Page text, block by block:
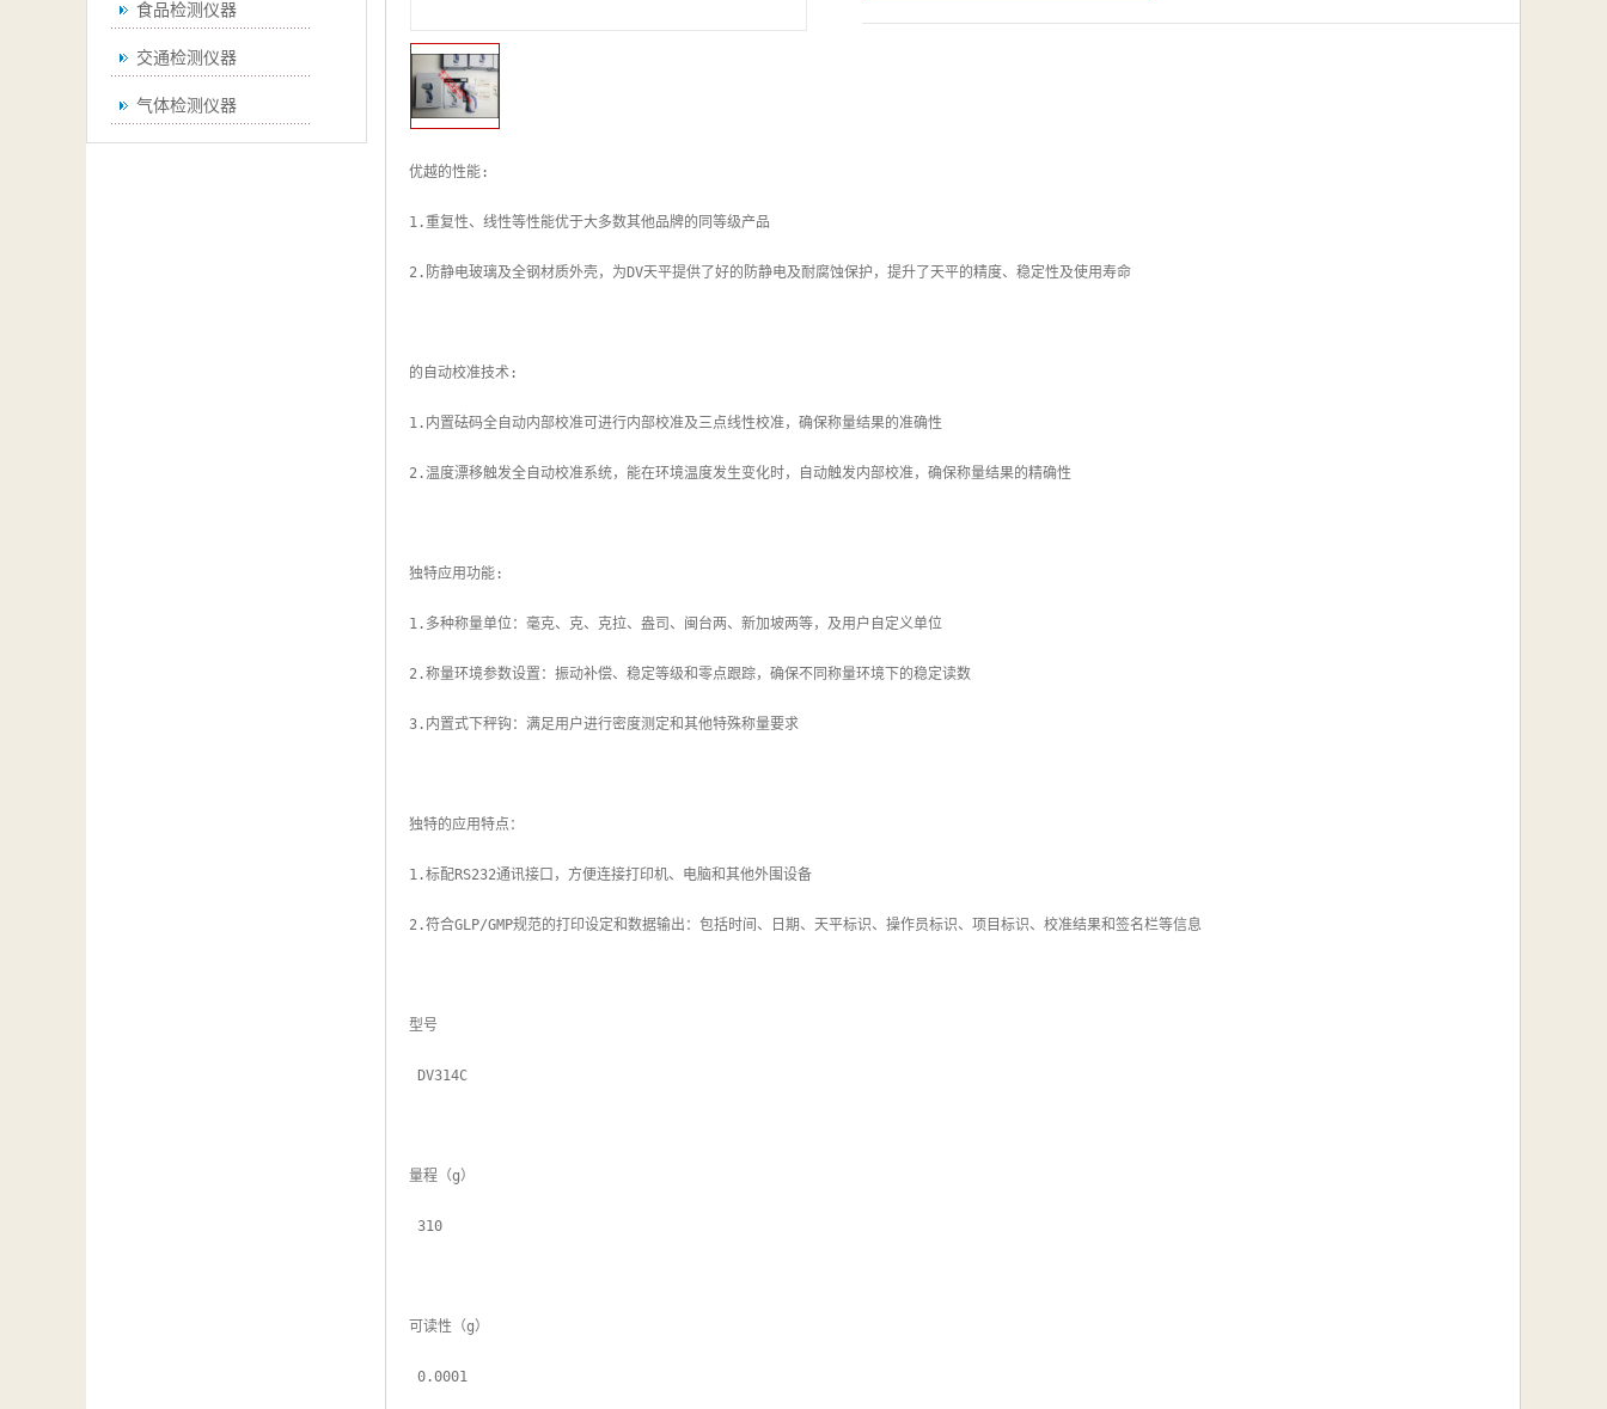
食品检测仪器
交通检测仪器
气体检测仪器
优越的性能:
1.重复性、线性等性能优于大多数其他品牌的同等级产品
2.防静电玻璃及全钢材质外壳，为DV天平提供了好的防静电及耐腐蚀保护，提升了天平的精度、稳定性及使用寿命
的自动校准技术:
1.内置砝码全自动内部校准可进行内部校准及三点线性校准，确保称量结果的准确性
2.温度漂移触发全自动校准系统，能在环境温度发生变化时，自动触发内部校准，确保称量结果的精确性
独特应用功能:
1.多种称量单位：毫克、克、克拉、盎司、闽台两、新加坡两等，及用户自定义单位
2.称量环境参数设置：振动补偿、稳定等级和零点跟踪，确保不同称量环境下的稳定读数
3.内置式下秤钩：满足用户进行密度测定和其他特殊称量要求
独特的应用特点：
1.标配RS232通讯接口，方便连接打印机、电脑和其他外围设备
2.符合GLP/GMP规范的打印设定和数据输出：包括时间、日期、天平标识、操作员标识、项目标识、校准结果和签名栏等信息
型号
量程（g）
可读性（g）